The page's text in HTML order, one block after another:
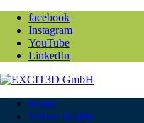
facebook
Instagram
YouTube
LinkedIn
Home
Virtual Reality